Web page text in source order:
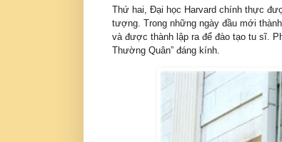
Thứ hai, Đại học Harvard chính thực
tượng. Trong những ngày đầu mới
và được thành lập ra để đào tạo tu sĩ.
Thường Quân” đáng kính.